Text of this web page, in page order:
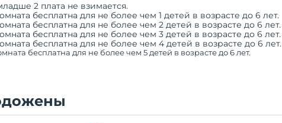
2 плата не взимается.
бесплатна для не более чем 1 детей в возрасте до 6 лет.
бесплатна для не более чем 2 детей в возрасте до 6 лет.
бесплатна для не более чем 3 детей в возрасте до 6 лет.
бесплатна для не более чем 4 детей в возрасте до 6 лет.
бесплатна для не более чем 5 детей в возрасте до 6 лет.